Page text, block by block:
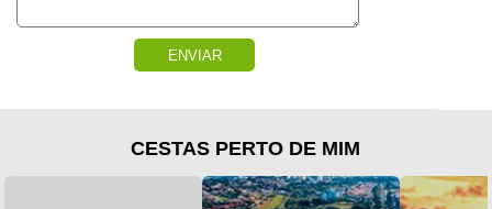
ENVIAR
CESTAS PERTO DE MIM